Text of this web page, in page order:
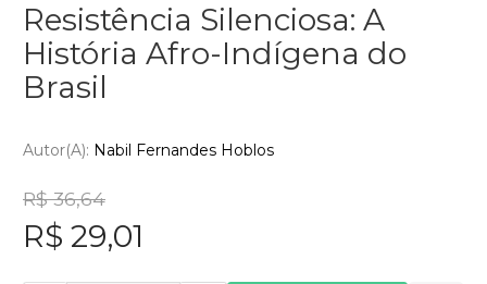
Resistência Silenciosa: A
História Afro-Indígena do
Brasil
Autor(a): Nabil Fernandes Hoblos
R$ 36,64
R$ 29,01